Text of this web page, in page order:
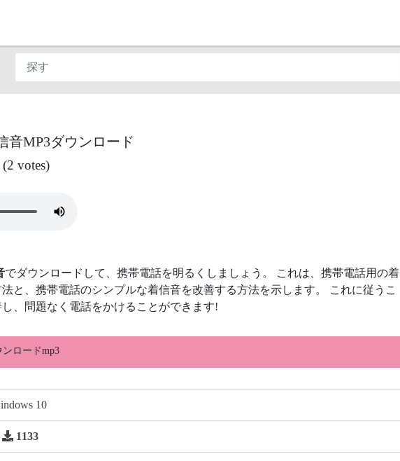
音MP3ダウンロード
votes)
でダウンロードして、携帯電話を明るくしましょう。 これは、携帯電話用の着
と、携帯電話のシンプルな着信音を改善する方法を示します。 これに従うこ
、問題なく電話をかけることができます!
ロードmp3
10
1133